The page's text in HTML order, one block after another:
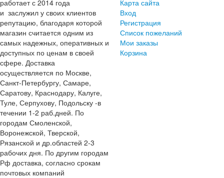
работает с 2014 года
и заслужил у своих клиентов
репутацию, благодаря которой
магазин считается одним из
самых надежных, оперативных и
доступных по ценам в своей
сфере. Доставка
осуществляется по Москве,
Санкт-Петербургу, Самаре,
Саратову, Краснодару, Калуге,
Туле, Серпухову, Подольску -в
течении 1-2 раб.дней. По
городам Смоленской,
Воронежской, Тверской,
Рязанской и др.областей 2-3
рабочих дня. По другим городам
Рф доставка, согласно срокам
почтовых компаний
Карта сайта
Вход
Регистрация
Список пожеланий
Мои заказы
Корзина